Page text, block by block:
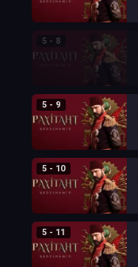
5 - 8
5 - 9
5 - 10
5 - 11